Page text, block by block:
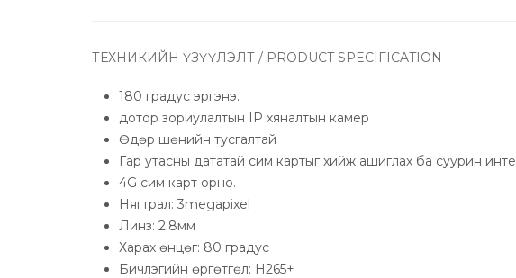
ТЕХНИКИЙН ҮЗҮҮЛЭЛТ / PRODUCT SPECIFICATION
180 градус эргэнэ.
дотор зориулалтын IP хяналтын
Өдөр шөнийн тусгалтай
Гар утасны дататай сим картыг хийж ашиглах ба суурин
4G сим карт
Нягтрал: 3megapixel
Линз: 2.8мм
Харах өнцөг: 80 градус
Бичлэгийн өргөтгөл: Н265+